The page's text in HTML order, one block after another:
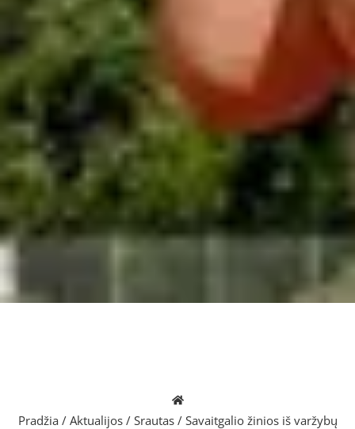
Pradžia / Aktualijos/ Srautas/ Savaitgalio žinios iš varžybų